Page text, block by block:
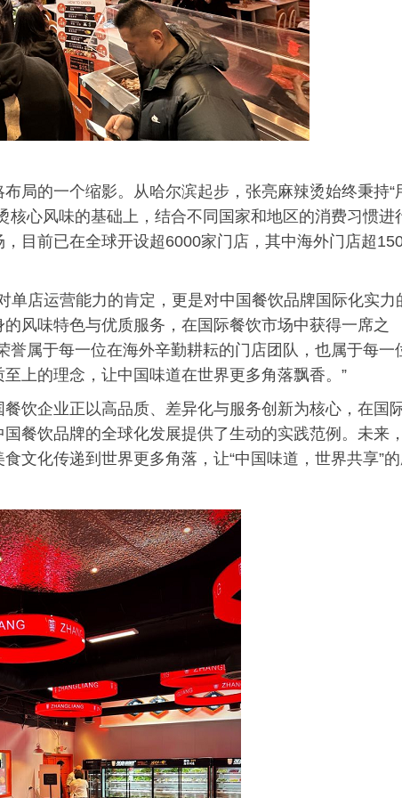
局的一个缩影。从哈尔滨起步，张亮麻辣烫始终秉持“
核心风味的基础上，结合不同国家和地区的消费习惯进
目前已在全球开设超6000家门店，其中海外门店超
单店运营能力的肯定，更是对中国餐饮品牌国际化实力
风味特色与优质服务，在国际餐饮市场中获得一席之
誉属于每一位在海外辛勤耕耘的门店团队，也属于每一
上的理念，让中国味道在世界更多角落飘香。”
饮企业正以高品质、差异化与服务创新为核心，在国
餐饮品牌的全球化发展提供了生动的实践范例。未来，
文化传递到世界更多角落，让“中国味道，世界共享”